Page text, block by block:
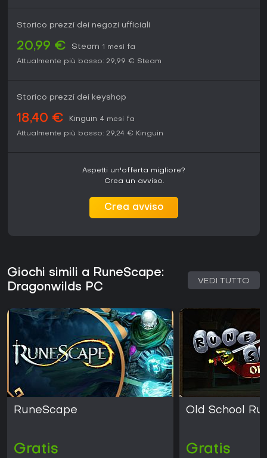
Storico prezzi dei negozi ufficiali
20,99 € Steam 1 mesi fa
Attualmente più basso: 29,99 € Steam
Storico prezzi dei keyshop
18,40 € Kinguin 4 mesi fa
Attualmente più basso: 29,24 € Kinguin
Aspetti un'offerta migliore?
Crea un avviso.
Crea avviso
Giochi simili a RuneScape:
Dragonwilds PC
VEDI TUTTO
RuneScape
Gratis
Old School
Gratis